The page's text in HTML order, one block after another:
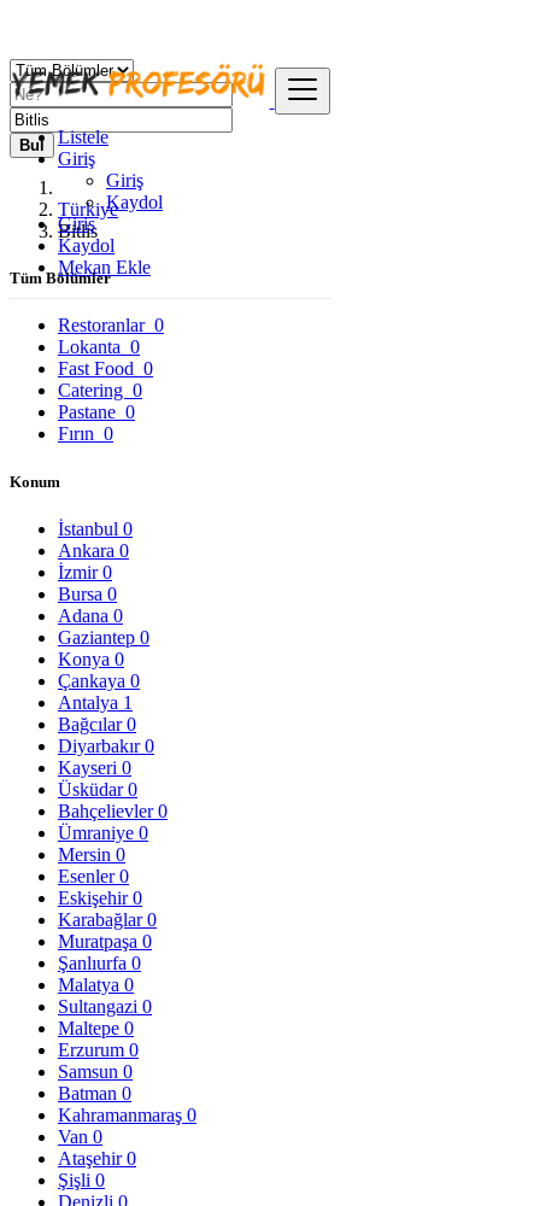
Listele
Giriş
Giriş
Kaydol
Giriş
Kaydol
Mekan Ekle
Bul
Türkiye
Bitlis
Tüm Bölümler
Restoranlar 0
Lokanta 0
Fast Food 0
Catering 0
Pastane 0
Fırın 0
Konum
İstanbul 0
Ankara 0
İzmir0
Bursa 0
Adana 0
Gaziantep 0
Konya 0
Çankaya 0
Antalya 1
Bağcılar0
Diyarbakır0
Kayseri 0
Üsküdar0
Bahçelievler0
Ümraniye 0
Mersin 0
Esenler0
Eskişehir0
Karabağlar0
Muratpaşa 0
Şanlıurfa 0
Malatya 0
Sultangazi 0
Maltepe 0
Erzurum 0
Samsun 0
Batman 0
Kahramanmaraş 0
Van 0
Ataşehir0
Şişli 0
Denizli 0